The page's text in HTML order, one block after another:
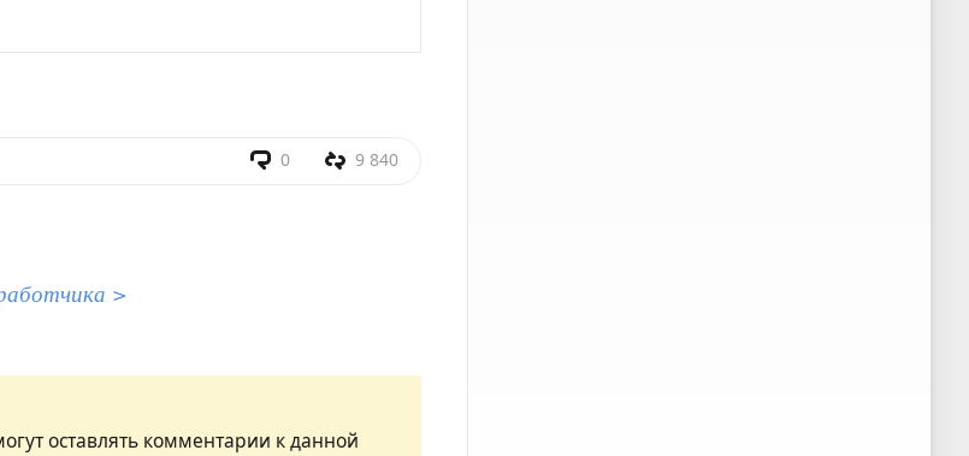
0 9 840
>
оставлять комментарии к данной